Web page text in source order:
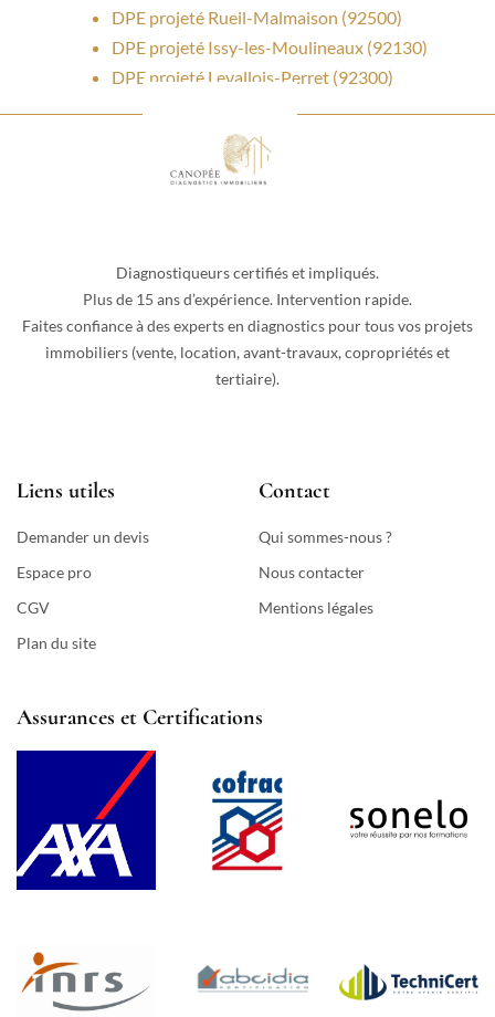
DPE projeté Rueil-Malmaison (92500)
DPE projeté Issy-les-Moulineaux (92130)
DPE projeté Levallois-Perret (92300)
Diagnostiqueurs certifiés et impliqués.
Plus de 15 ans d’expérience. Intervention rapide.
Faites confiance à des experts en diagnostics pour tous vos projets
immobiliers (vente, location, avant-travaux, copropriétés et
tertiaire).
Liens utiles
Demander un devis
Espace pro
CGV
Plan du site
Contact
Qui sommes-nous ?
Nous contacter
Mentions légales
Assurances et Certifications